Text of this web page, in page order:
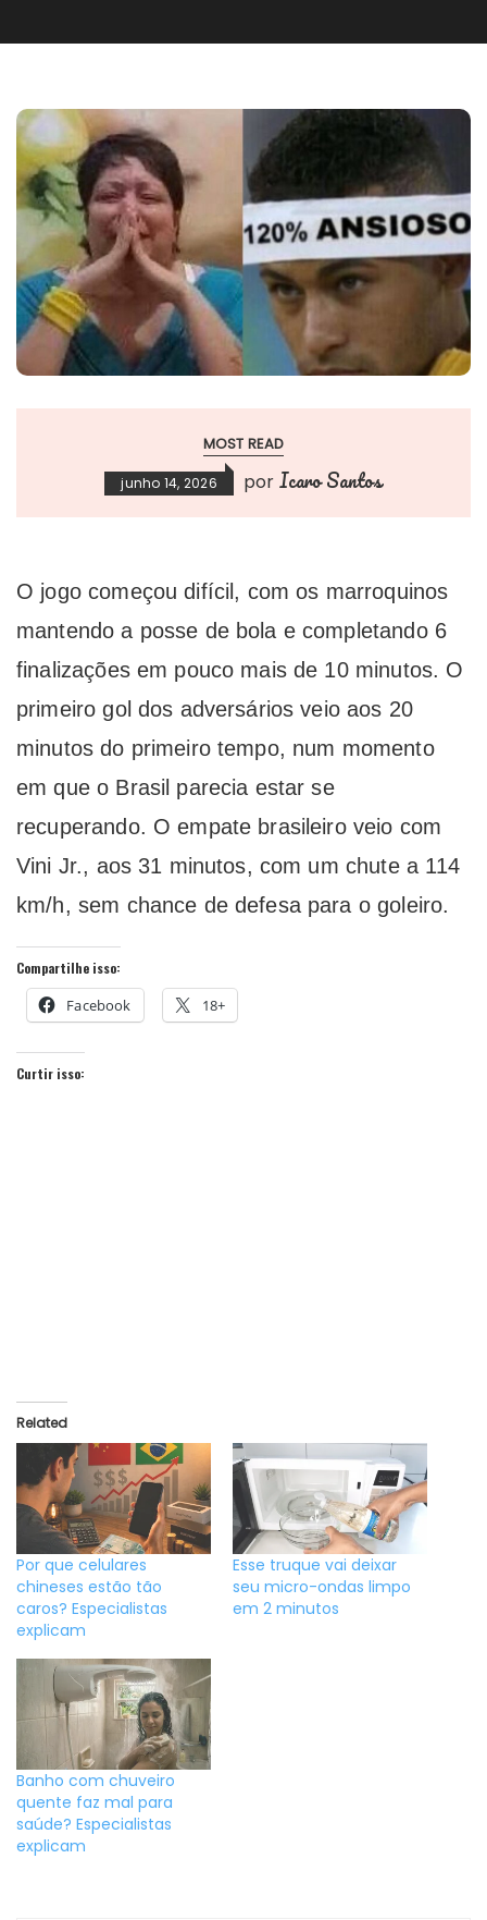
MOST READ
junho 14, 2026 por Icaro Santos
O jogo começou difícil, com os marroquinos
mantendo a posse de bola e completando 6
finalizações em pouco mais de 10 minutos. O
primeiro gol dos adversários veio aos 20
minutos do primeiro tempo, num momento
em que o Brasil parecia estar se
recuperando. O empate brasileiro veio com
Vini Jr., aos 31 minutos, com um chute a 114
km/h, sem chance de defesa para o goleiro.
Compartilhe isso:
Facebook 18+
Curtir isso:
Related
Por que celulares
chineses estão tão
caros? Especialistas
explicam
Esse truque vai deixar
seu micro-ondas limpo
em 2 minutos
Banho com chuveiro
quente faz mal para
saúde? Especialistas
explicam